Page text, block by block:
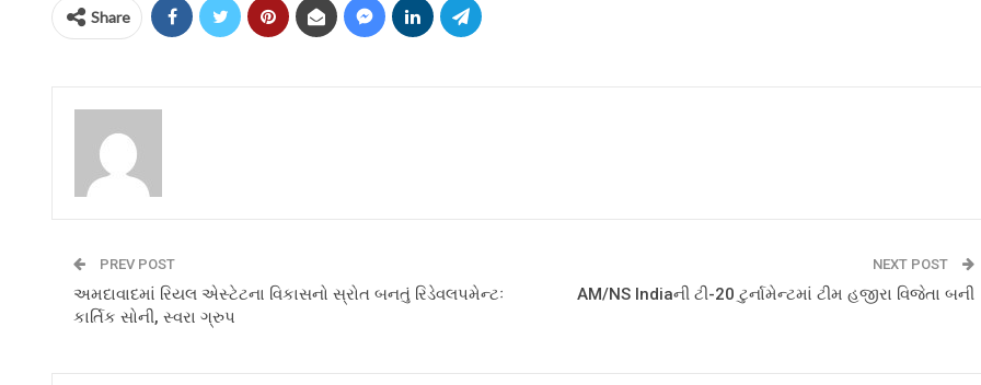
Share
PREV POST
અમદાવાદમાં રિયલ એસ્ટેટના વિકાસનો સ્રોત બનતું રિડેવલપમેન્ટઃ
કાર્તિક સોની, સ્વરા ગ્રુપ
NEXT POST
AM/NS Indiaની ટી-20 ટુર્નામેન્ટમાં ટીમ હજીરા વિજેતા બની